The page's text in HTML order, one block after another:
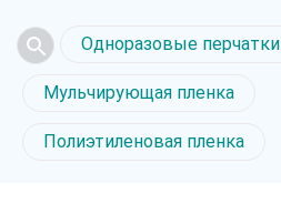
Одноразовые перчатки
Мульчирующая пленка
Полиэтиленовая пленка